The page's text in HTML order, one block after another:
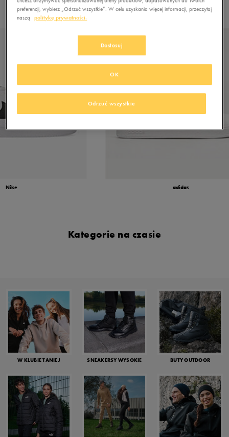
Nike adidas
Kategorie na czasie
W KLUBIE TANIEJ SNEAKERSY WYSOKIE BUTY OUTDOOR
preferencji, wybierz „Odrzuć wszystkie”. W celu uzyskania więcej informacji, przeczytaj
naszą
politykę prywatności.
Dostosuj
Odrzuć wszystkie
OK